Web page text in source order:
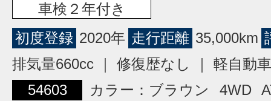
車検２年付き
初度登録 2020年 走行距離 35,000km
排気量660cc ｜ 修復歴なし ｜ 軽自動車
54603
カラー：ブラウン 4WD